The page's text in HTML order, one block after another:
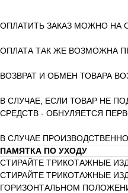
ОПЛАТИТЬ ЗАКАЗ МОЖНО НА
ОПЛАТА ТАК ЖЕ ВОЗМОЖНА
ВОЗВРАТ И ОБМЕН ТОВАРА
В СЛУЧАЕ, ЕСЛИ ТОВАР НЕ
СРЕДСТВ - ОБНУЛЯЕТСЯ
В СЛУЧАЕ
ПАМЯТКА ПО УХОДУ
СТИРАЙТЕ ТРИКОТАЖНЫЕ
СТИРАЙТЕ ТРИКОТАЖНЫЕ
ГОРИЗОНТАЛЬНОМ